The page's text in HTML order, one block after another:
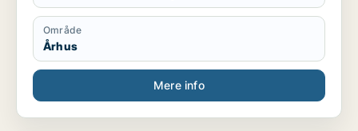
Område
Århus
Mere info